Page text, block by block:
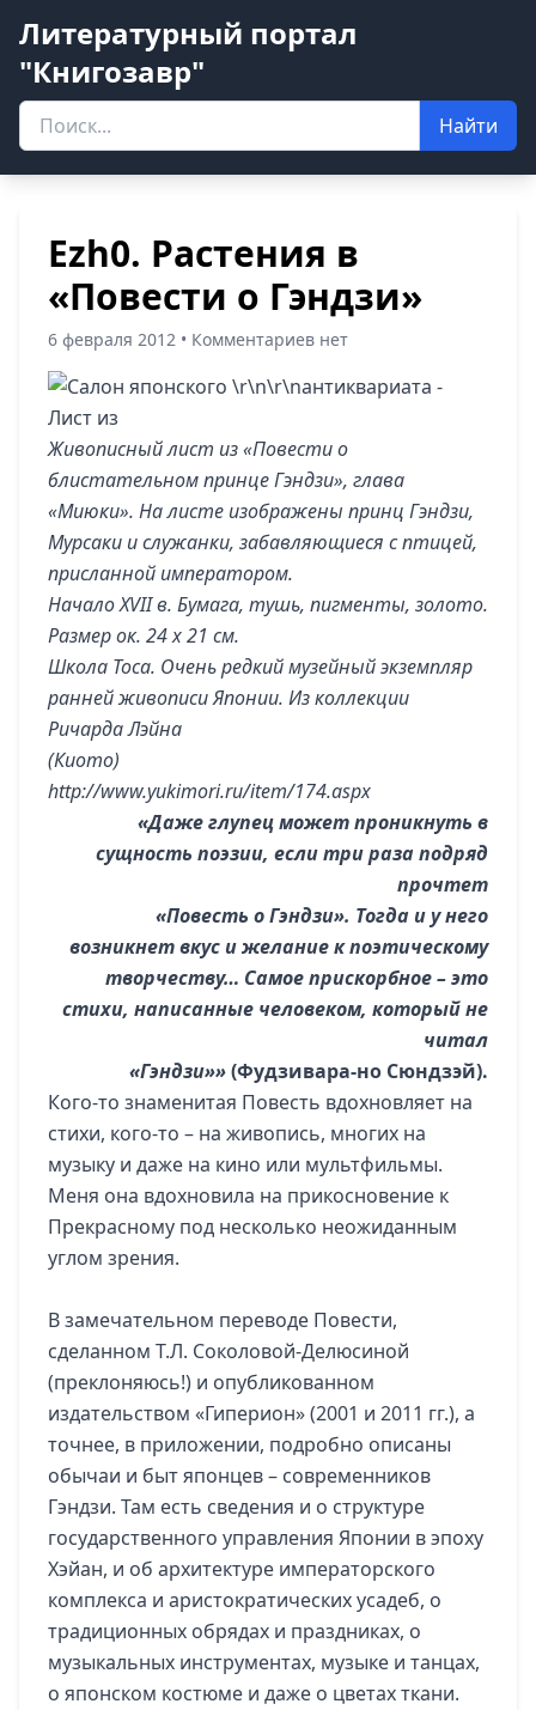
Литературный портал
"Книгозавр"
Найти
Ezh0. Растения в
«Повести о Гэндзи»
6 февраля 2012 • Комментариев нет
Живописный лист из «Повести о
блистательном принце Гэндзи», глава
«Миюки». На листе изображены принц Гэндзи,
Мурсаки и служанки, забавляющиеся с птицей,
присланной императором.
Начало XVII в. Бумага, тушь, пигменты, золото.
Размер ок. 24 х 21 см.
Школа Тоса. Очень редкий музейный экземпляр
ранней живописи Японии. Из коллекции
Ричарда Лэйна
(Киото)
http://www.yukimori.ru/item/174.aspx
«Даже глупец может проникнуть в
сущность поэзии, если три раза подряд
прочтет
«Повесть о Гэндзи». Тогда и у него
возникнет вкус и желание к поэтическому
творчеству… Самое прискорбное – это
стихи, написанные человеком, который не
читал
«Гэндзи»»(Фудзивара-но Сюндзэй).
Кого-то знаменитая Повесть вдохновляет на
стихи, кого-то – на живопись, многих на
музыку и даже на кино или мультфильмы.
Меня она вдохновила на прикосновение к
Прекрасному под несколько неожиданным
углом зрения.
В замечательном переводе Повести,
сделанном Т.Л. Соколовой-Делюсиной
(преклоняюсь!) и опубликованном
издательством «Гиперион» (2001 и 2011 гг.), а
точнее, в приложении, подробно описаны
обычаи и быт японцев – современников
Гэндзи. Там есть сведения и о структуре
государственного управления Японии в эпоху
Хэйан, и об архитектуре императорского
комплекса и аристократических усадеб, о
традиционных обрядах и праздниках, о
музыкальных инструментах, музыке и танцах,
о японском костюме и даже о цветах ткани.